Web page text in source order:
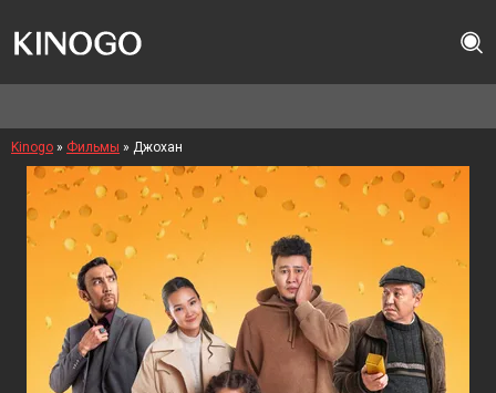
Kinogo » Фильмы » Джохан